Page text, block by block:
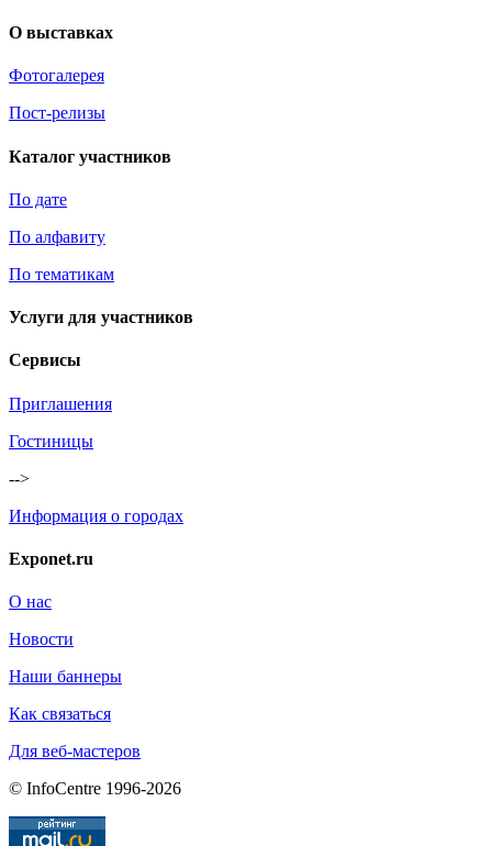
О выставках
Фотогалерея
Пост-релизы
Каталог участников
По дате
По алфавиту
По тематикам
Услуги для участников
Сервисы
Приглашения
Гостиницы
-->
Информация о городах
Exponet.ru
О нас
Новости
Наши баннеры
Как связаться
Для веб-мастеров
© InfoCentre 1996-2026